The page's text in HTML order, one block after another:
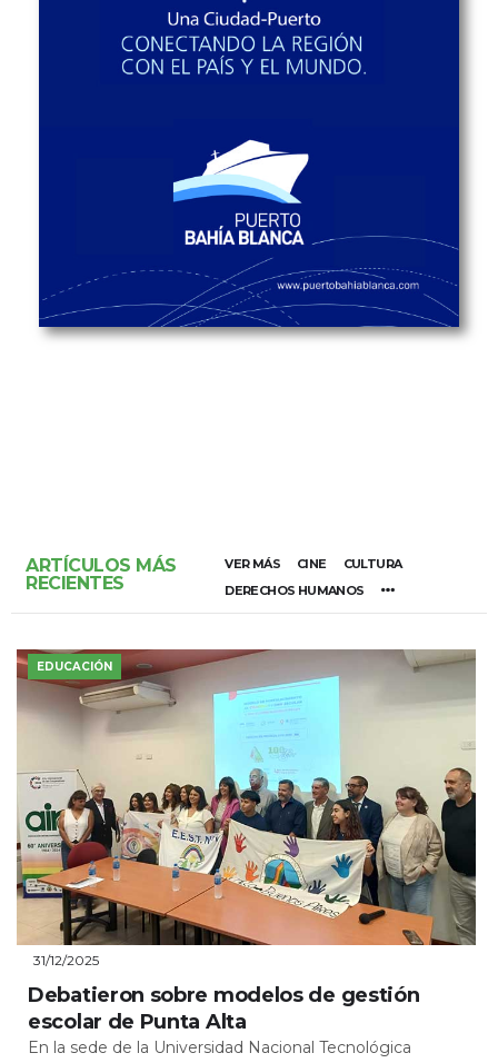
ARTÍCULOS MÁS
RECIENTES
VER MÁS CINE
CULTURA
DERECHOS HUMANOS
EDUCACIÓN
31/12/2025
Debatieron sobre modelos de gestión
escolar de Punta Alta
En la sede de la Universidad Nacional Tecnológica